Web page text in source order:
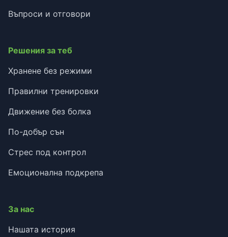
Въпроси и отговори
Решения за теб
Хранене без режими
Правилни тренировки
Движение без болка
По-добър сън
Стрес под контрол
Емоционална подкрепа
За нас
Нашата история